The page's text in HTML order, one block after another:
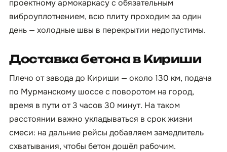
проектному армокаркасу с обязательным
виброуплотнением, всю плиту проходим за один
день — холодные швы в перекрытии недопустимы.
Доставка бетона в Кириши
Плечо от завода до Кириши — около 130 км, подача
по Мурманскому шоссе с поворотом на город,
время в пути от 3 часов 30 минут. На таком
расстоянии важно укладываться в срок жизни
смеси: на дальние рейсы добавляем замедлитель
схватывания, чтобы бетон дошёл рабочим.